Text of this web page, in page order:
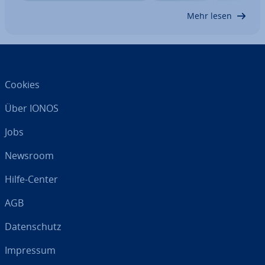
Mehr lesen
Cookies
Über IONOS
Jobs
Newsroom
Hilfe-Center
AGB
Da­ten­schutz
Impressum